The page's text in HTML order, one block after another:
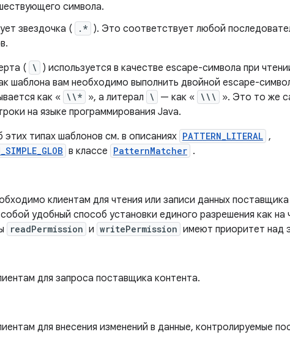
символа.
звездочка (
.* ). Это соответствует любой
( \
) используется в качестве escape-символа при
шаблона вам необходимо выполнить двойной escape-
как « \\* », а литерал \ — как « \\\
». Это то же
на языке программирования Java.
типах шаблонов см. в описаниях PATTERN_LITERAL ,
в классе PatternMatcher .
клиентам для чтения или записи данных
удобный способ установки единого разрешения как на
readPermission и writePermission имеют приоритет над
для запроса поставщика контента.
для внесения изменений в данные, контролируемые